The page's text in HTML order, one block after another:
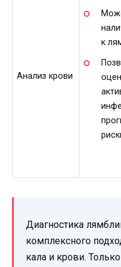
Анализ крови
к
Диагностика
комплексного
кала и крови.